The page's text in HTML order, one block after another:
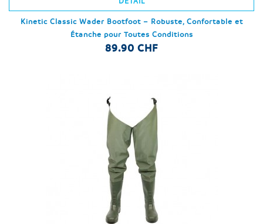
Kinetic Classic Wader Bootfoot – Robuste, Confortable et
Étanche pour Toutes Conditions
89.90 CHF